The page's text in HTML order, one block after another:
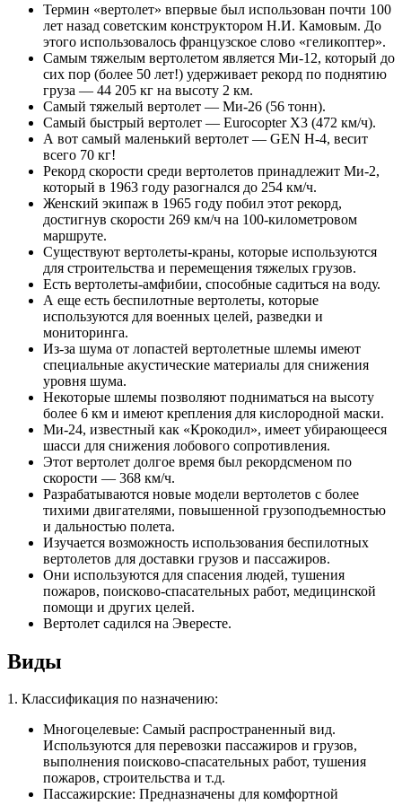
Термин «вертолет» впервые был использован почти 100
лет назад советским конструктором Н.И. Камовым. До
этого использовалось французское слово «геликоптер».
Самым тяжелым вертолетом является Ми-12, который до
сих пор (более 50 лет!) удерживает рекорд по поднятию
груза — 44 205 кг на высоту 2 км.
Самый тяжелый вертолет — Ми-26 (56 тонн).
Самый быстрый вертолет — Eurocopter X3 (472 км/ч).
А вот самый маленький вертолет — GEN H-4, весит
всего 70 кг!
Рекорд скорости среди вертолетов принадлежит Ми-2,
который в 1963 году разогнался до 254 км/ч.
Женский экипаж в 1965 году побил этот рекорд,
достигнув скорости 269 км/ч на 100-километровом
маршруте.
Существуют вертолеты-краны, которые используются
для строительства и перемещения тяжелых грузов.
Есть вертолеты-амфибии, способные садиться на воду.
А еще есть беспилотные вертолеты, которые
используются для военных целей, разведки и
мониторинга.
Из-за шума от лопастей вертолетные шлемы имеют
специальные акустические материалы для снижения
уровня шума.
Некоторые шлемы позволяют подниматься на высоту
более 6 км и имеют крепления для кислородной маски.
Ми-24, известный как «Крокодил», имеет убирающееся
шасси для снижения лобового сопротивления.
Этот вертолет долгое время был рекордсменом по
скорости — 368 км/ч.
Разрабатываются новые модели вертолетов с более
тихими двигателями, повышенной грузоподъемностью
и дальностью полета.
Изучается возможность использования беспилотных
вертолетов для доставки грузов и пассажиров.
Они используются для спасения людей, тушения
пожаров, поисково-спасательных работ, медицинской
помощи и других целей.
Вертолет садился на Эвересте.
Виды
1. Классификация по назначению:
Многоцелевые: Самый распространенный вид.
Используются для перевозки пассажиров и грузов,
выполнения поисково-спасательных работ, тушения
пожаров, строительства и т.д.
Пассажирские: Предназначены для комфортной